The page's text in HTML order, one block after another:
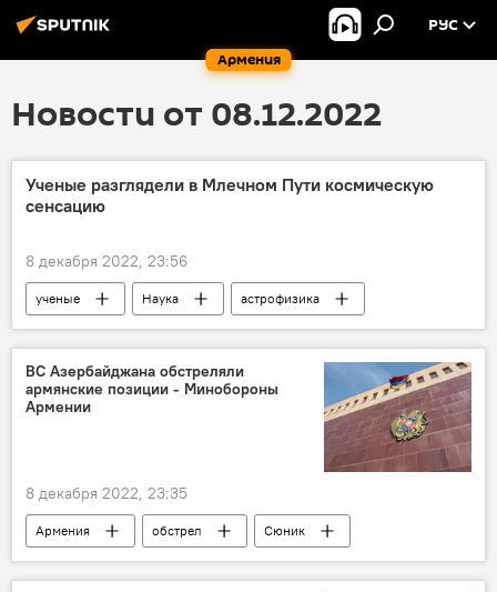
Армения
РУС
Новости от 08.12.2022
Ученые разглядели в Млечном Пути космическую
сенсацию
8 декабря 2022, 23:56
ученые Наука
астрофизика
Галактика
исследование
ВС Азербайджана обстреляли
армянские позиции - Минобороны
Армении
8 декабря 2022, 23:35
Армения обстрел
Сюник
ВС Азербайджана
граница